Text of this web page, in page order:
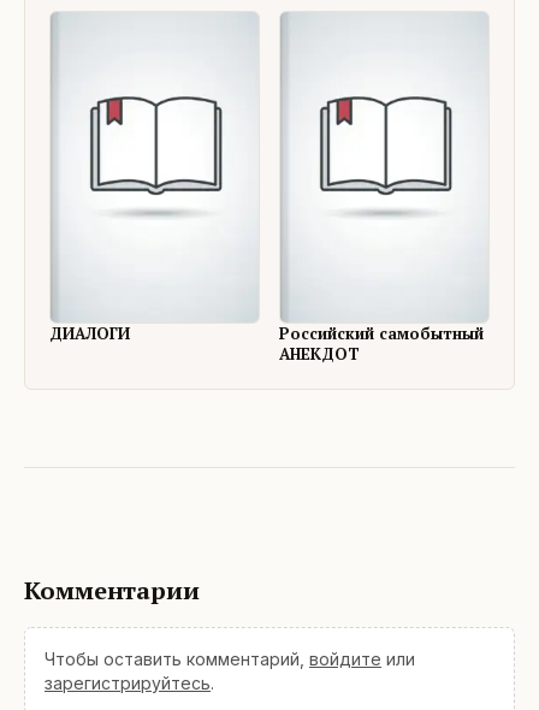
ДИАЛОГИ
Российский самобытный
АНЕКДОТ
Комментарии
Чтобы оставить комментарий, войдите или
зарегистрируйтесь.